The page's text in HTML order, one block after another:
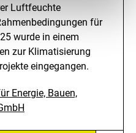
Luftfeuchte
für
wurde in einem
zur Klimatisierung
eingegangen.
Energie, Bauen,